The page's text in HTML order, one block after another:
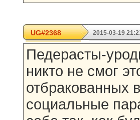
UG#2368 2015-03-19
Педерасты-
никто не смог
отбракованных
социальные